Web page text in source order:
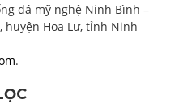
đá mỹ nghệ Ninh Bình –
huyện Hoa Lư, tỉnh Ninh
.